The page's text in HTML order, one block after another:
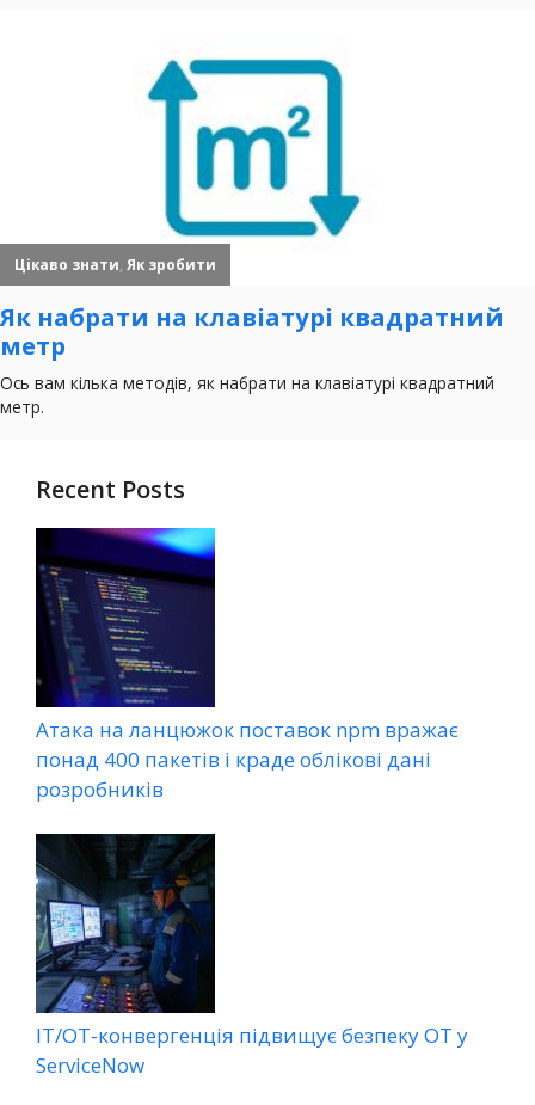
Recent Posts
Атака на ланцюжок поставок npm вражає
понад 400 пакетів і краде облікові дані
розробників
ІТ/ОТ-конвергенція підвищує безпеку ОТ у
ServiceNow